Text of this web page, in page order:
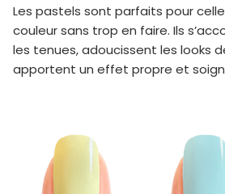
Les pastels sont parfaits pour
couleur sans trop en faire. Ils
les tenues, adoucissent les looks
apportent un effet propre et